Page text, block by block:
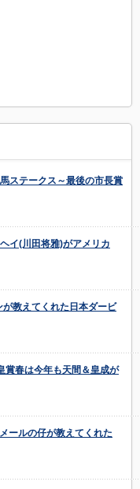
ステークス～最後の市長賞
イ(川田将雅)がアメリカ
教えてくれた日本ダービ
賞春は今年も天間＆皇成が
ールの仔が教えてくれた